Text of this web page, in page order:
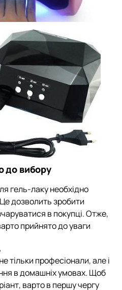
до вибору
гель-лаку необхідно
дозволить зробити
в покупці. Отже,
прийнято до уваги
тільки професіонали, але і
в домашніх умовах. Щоб
варто в першу чергу